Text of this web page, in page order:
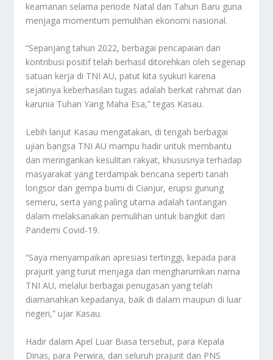
keamanan selama periode Natal dan Tahun Baru guna
menjaga momentum pemulihan ekonomi nasional.
“Sepanjang tahun 2022, berbagai pencapaian dan
kontribusi positif telah berhasil ditorehkan oleh segenap
satuan kerja di TNI AU, patut kita syukuri karena
sejatinya keberhasilan tugas adalah berkat rahmat dan
karunia Tuhan Yang Maha Esa,” tegas Kasau.
Lebih lanjut Kasau mengatakan, di tengah berbagai
ujian bangsa TNI AU mampu hadir untuk membantu
dan meringankan kesulitan rakyat, khususnya terhadap
masyarakat yang terdampak bencana seperti tanah
longsor dan gempa bumi di Cianjur, erupsi gunung
semeru, serta yang paling utama adalah tantangan
dalam melaksanakan pemulihan untuk bangkit dari
Pandemi Covid-19.
“Saya menyampaikan apresiasi tertinggi, kepada para
prajurit yang turut menjaga dan mengharumkan nama
TNI AU, melalui berbagai penugasan yang telah
diamanahkan kepadanya, baik di dalam maupun di luar
negeri,” ujar Kasau.
Hadir dalam Apel Luar Biasa tersebut, para Kepala
Dinas, para Perwira, dan seluruh prajurit dan PNS